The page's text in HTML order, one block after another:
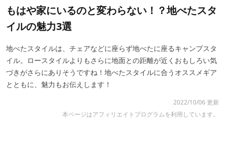
もはや家にいるのと変わらない！？地べたスタ
イルの魅力3選
地べたスタイルは、チェアなどに座らず地べたに座るキャンプスタ
イル。ロースタイルよりもさらに地面との距離が近くおもしろい気
づきがさらにありそうですね！地べたスタイルに合うオススメギア
とともに、魅力もお伝えします！
2022/10/06 更新
本ページはアフィリエイトプログラムを利用しています。